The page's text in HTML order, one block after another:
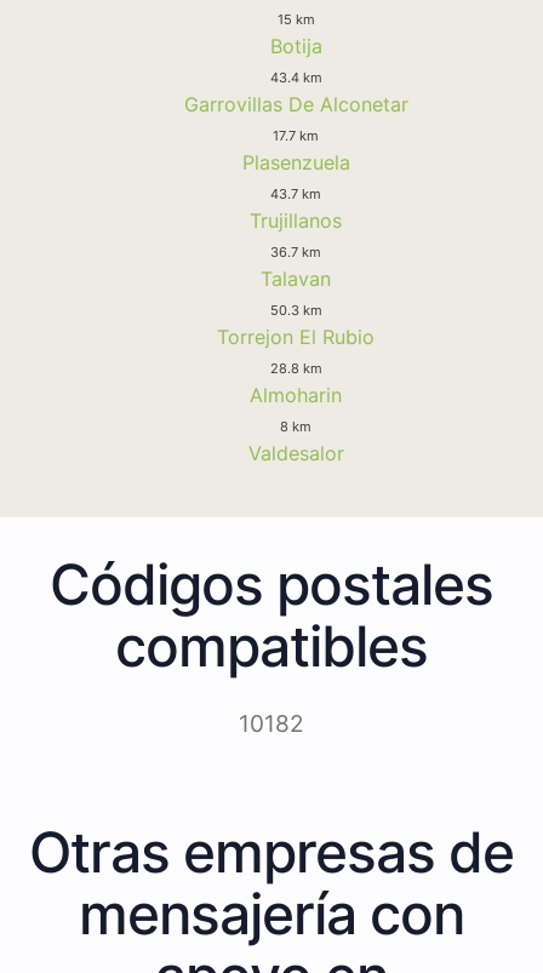
15 km
Botija
43.4 km
Garrovillas De Alconetar
17.7 km
Plasenzuela
43.7 km
Trujillanos
36.7 km
Talavan
50.3 km
Torrejon El Rubio
28.8 km
Almoharin
8 km
Valdesalor
Códigos postales
compatibles
10182
Otras empresas de
mensajería con